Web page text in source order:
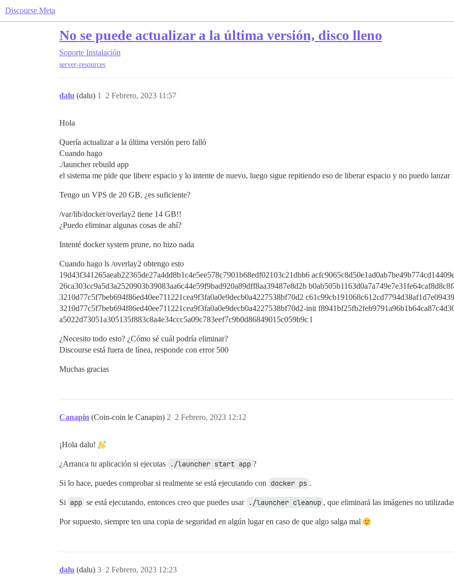
Discourse Meta
No se puede actualizar a la última versión, disco lleno
Soporte Instalación
server-resources
dalu (dalu) 2 Febrero, 2023 11:57
1
Hola
Quería actualizar a la última versión pero falló
Cuando hago
./launcher rebuild app
el sistema me pide que libere espacio y lo intente de nuevo, luego sigue repitiendo eso de liberar espacio y no puedo lanzar
Tengo un VPS de 20 GB, ¿es suficiente?
/var/lib/docker/overlay2 tiene 14 GB!!
¿Puedo eliminar algunas cosas de ahí?
Intenté docker system prune, no hizo nada
Cuando hago ls /overlay2 obtengo esto
19d43f341265aeab22365de27a4dd8b1c4e5ee578c7901b68edf02103c21dbb6
26ca303cc9a5d3a2520903b39083aa6c44e59f9bad920a89dff8aa39487e8d2b
3210d77c5f7beb694f86ed40ee711221cea9f3fa0a0e9decb0a4227538bf70d2
3210d77c5f7beb694f86ed40ee711221cea9f3fa0a0e9decb0a4227538bf70d2-init
a5022d73051a305135f883c8a4e34ccc5a09c783eef7c9b0d86849015c059b9c l
¿Necesito todo esto? ¿Cómo sé cuál podría eliminar?
Discourse está fuera de línea, responde con error 500
Muchas gracias
Canapin (Coin-coin le Canapin) 2 Febrero, 2023 12:12
2
¡Hola dalu!
¿Arranca tu aplicación si ejecutas ./launcher start app ?
Si lo hace, puedes comprobar si realmente se está ejecutando con docker ps .
Si app se está ejecutando, entonces creo que puedes usar ./launcher cleanup , que eliminará las imágenes no
Por supuesto, siempre ten una copia de seguridad en algún lugar en caso de que algo salga mal
dalu (dalu) 2 Febrero, 2023 12:23
3